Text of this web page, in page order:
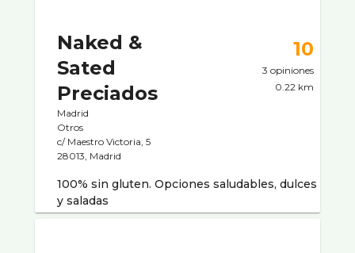
Naked &
Sated
Preciados
Madrid
Otros
c/ Maestro Victoria, 5
28013, Madrid
10
3 opiniones
0.22 km
100% sin gluten. Opciones saludables, dulces
y saladas